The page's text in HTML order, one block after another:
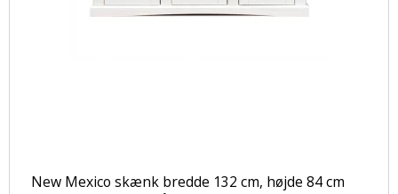
New Mexico skænk bredde 132 cm, højde 84 cm